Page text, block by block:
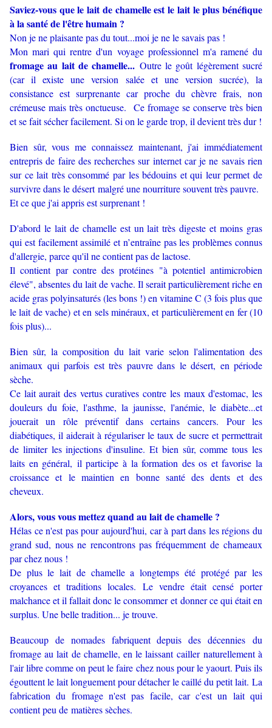
Saviez-vous que le lait de chamelle est le lait le plus bénéfique
à la santé de l'être humain ?
Non je ne plaisante pas du tout...moi je ne le savais pas !
Mon mari qui rentre d'un voyage professionnel m'a ramené du
fromage au lait de chamelle... Outre le goût légèrement sucré
(car il existe une version salée et une version sucrée), la
consistance est surprenante car proche du chèvre frais, non
crémeuse mais très onctueuse. Ce fromage se conserve très bien
et se fait sécher facilement. Si on le garde trop, il devient très dur !
Bien sûr, vous me connaissez maintenant, j'ai immédiatement
entrepris de faire des recherches sur internet car je ne savais rien
sur ce lait très consommé par les bédouins et qui leur permet de
survivre dans le désert malgré une nourriture souvent très pauvre.
Et ce que j'ai appris est surprenant !
D'abord le lait de chamelle est un lait très digeste et moins gras
qui est facilement assimilé et n’entraîne pas les problèmes connus
d'allergie, parce qu'il ne contient pas de lactose.
Il contient par contre des protéines "à potentiel antimicrobien
élevé", absentes du lait de vache. Il serait particulièrement riche en
acide gras polyinsaturés (les bons !) en vitamine C (3 fois plus que
le lait de vache) et en sels minéraux, et particulièrement en fer (10
fois plus)...
Bien sûr, la composition du lait varie selon l'alimentation des
animaux qui parfois est très pauvre dans le désert, en période
sèche.
Ce lait aurait des vertus curatives contre les maux d'estomac, les
douleurs du foie, l'asthme, la jaunisse, l'anémie, le diabète...et
jouerait un rôle préventif dans certains cancers. Pour les
diabétiques, il aiderait à régulariser le taux de sucre et permettrait
de limiter les injections d'insuline. Et bien sûr, comme tous les
laits en général, il participe à la formation des os et favorise la
croissance et le maintien en bonne santé des dents et des
cheveux.
Alors, vous vous mettez quand au lait de chamelle ?
Hélas ce n'est pas pour aujourd'hui, car à part dans les régions du
grand sud, nous ne rencontrons pas fréquemment de chameaux
par chez nous !
De plus le lait de chamelle a longtemps été protégé par les
croyances et traditions locales. Le vendre était censé porter
malchance et il fallait donc le consommer et donner ce qui était en
surplus. Une belle tradition... je trouve.
Beaucoup de nomades fabriquent depuis des décennies du
fromage au lait de chamelle, en le laissant cailler naturellement à
l'air libre comme on peut le faire chez nous pour le yaourt. Puis ils
égouttent le lait longuement pour détacher le caillé du petit lait. La
fabrication du fromage n'est pas facile, car c'est un lait qui
contient peu de matières sèches.